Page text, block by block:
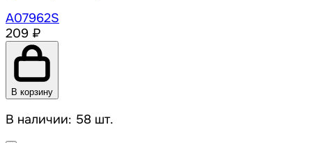
A07962S
209 ₽
В корзину
В наличии: 58 шт.